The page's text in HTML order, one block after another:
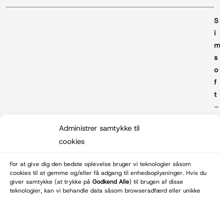
Administrer samtykke til
cookies
For at give dig den bedste oplevelse bruger vi teknologier såsom
cookies til at gemme og/eller få adgang til enhedsoplysninger. Hvis du
giver samtykke (at trykke på Godkend Alle) til brugen af disse
teknologier, kan vi behandle data såsom browseradfærd eller unikke
S
i
m
s
o
f
t
–